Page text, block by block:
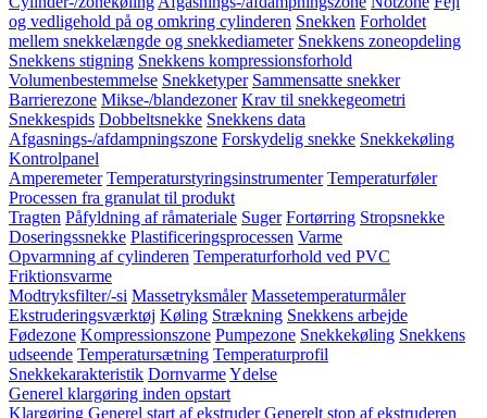
og vedligehold på og omkring cylinderen Snekken Forholdet
mellem snekkelængde og snekkediameter Snekkens zoneopdeling
Snekkens stigning Snekkens kompressionsforhold
Volumenbestemmelse Snekketyper Sammensatte snekker
Barrierezone Mikse-/blandezoner Krav til snekkegeometri
Snekkespids Dobbeltsnekke Snekkens data
Afgasnings-/afdampningszone Forskydelig snekke Snekkekøling
Kontrolpanel
Amperemeter Temperaturstyringsinstrumenter Temperaturføler
Processen fra granulat til produkt
Tragten Påfyldning af råmateriale Suger Fortørring Stropsnekke
Doseringssnekke Plastificeringsprocessen Varme
Opvarmning af cylinderen Temperaturforhold ved PVC
Friktionsvarme
Modtryksfilter/-si Massetryksmåler Massetemperaturmåler
Ekstruderingsværktøj Køling Strækning Snekkens arbejde
Fødezone Kompressionszone Pumpezone Snekkekøling Snekkens
udseende Temperatursætning Temperaturprofil
Snekkekarakteristik DornvarmeYdelse
Generel klargøring inden opstart
Klargøring Generel start af ekstruder Generelt stop af ekstruderen